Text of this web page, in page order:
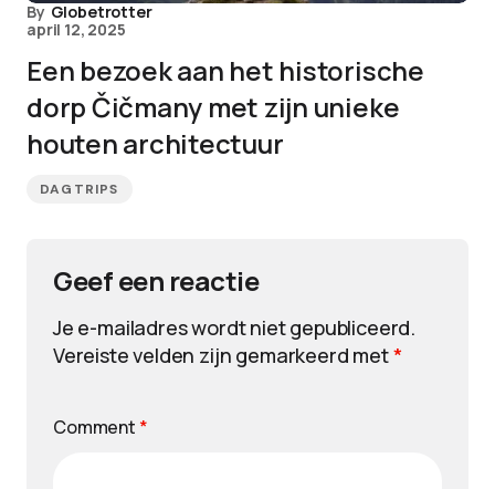
By Globetrotter
april 12, 2025
Een bezoek aan het historische
dorp Čičmany met zijn unieke
houten architectuur
DAGTRIPS
Geef een reactie
Je e-mailadres wordt niet gepubliceerd.
Vereiste velden zijn gemarkeerd met*
Comment *